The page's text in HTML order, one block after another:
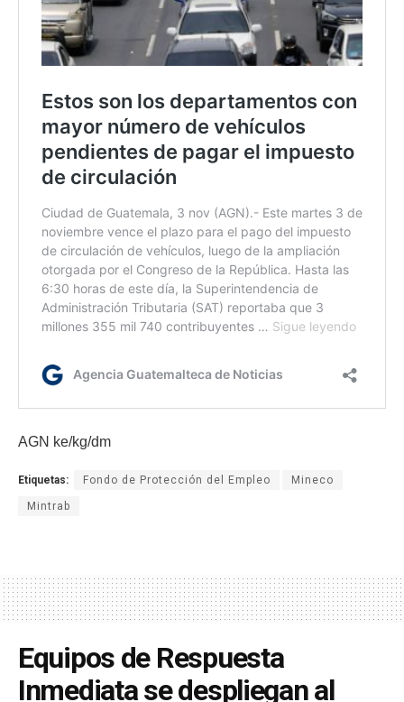
AGN ke/kg/dm
Etiquetas: Fondo de Protección del Empleo Mineco
Mintrab
Equipos de Respuesta
Inmediata se despliegan al